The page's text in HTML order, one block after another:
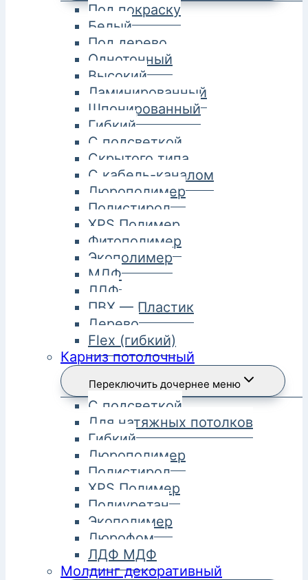
Под покраску
Белый
Под дерево
Однотонный
Высокий
Ламинированный
Шпонированный
Гибкий
С подсветкой
Скрытого типа
С кабель-каналом
Дюрополимер
Полистирол
XPS Полимер
Фитополимер
Экополимер
МДФ
ЛДФ
ПВХ — Пластик
Дерево
Flex (гибкий)
Карниз потолочный
Переключить дочернее меню
С подсветкой
Для натяжных потолков
Гибкий
Дюрополимер
Полистирол
XPS Полимер
Полиуретан
Экополимер
Дюрофом
ЛДФ МДФ
Молдинг декоративный